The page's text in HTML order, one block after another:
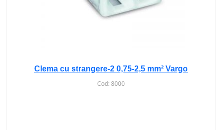
Clema cu strangere-2 0,75-2,5 mm² Vargo
Cod:8000